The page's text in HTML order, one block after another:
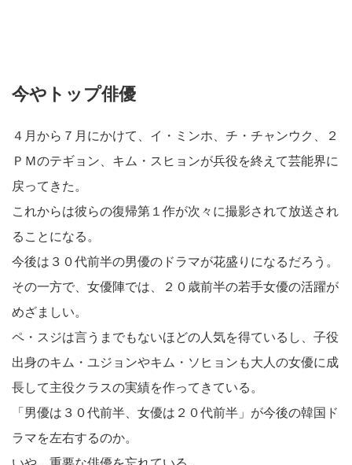
今やトップ俳優
４月から７月にかけて、イ・ミンホ、チ・チャンウク、２
ＰＭのテギョン、キム・スヒョンが兵役を終えて芸能界に
戻ってきた。
これからは彼らの復帰第１作が次々に撮影されて放送され
ることになる。
今後は３０代前半の男優のドラマが花盛りになるだろう。
その一方で、女優陣では、２０歳前半の若手女優の活躍が
めざましい。
ペ・スジは言うまでもないほどの人気を得ているし、子役
出身のキム・ユジョンやキム・ソヒョンも大人の女優に成
長して主役クラスの実績を作ってきている。
「男優は３０代前半、女優は２０代前半」が今後の韓国ド
ラマを左右するのか。